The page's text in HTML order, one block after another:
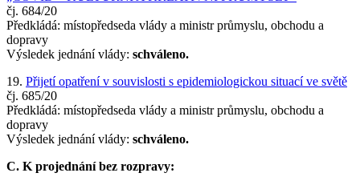
čj. 684/20
Předkládá: místopředseda vlády a ministr průmyslu, obchodu a
dopravy
Výsledek jednání vlády: schváleno.
19. Přijetí opatření v souvislosti s epidemiologickou situací ve světě
čj. 685/20
Předkládá: místopředseda vlády a ministr průmyslu, obchodu a
dopravy
Výsledek jednání vlády: schváleno.
C. K projednání bez rozpravy: